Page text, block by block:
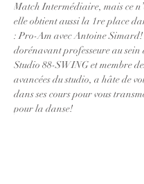
Match Intermédiaire, mais ce
elle obtient aussi la 1re place
: Pro-Am avec Antoine
dorénavant professeure au
Studio 88-SWING et membre
avancées du studio, a hâte de
dans ses cours pour vous
pour la danse!